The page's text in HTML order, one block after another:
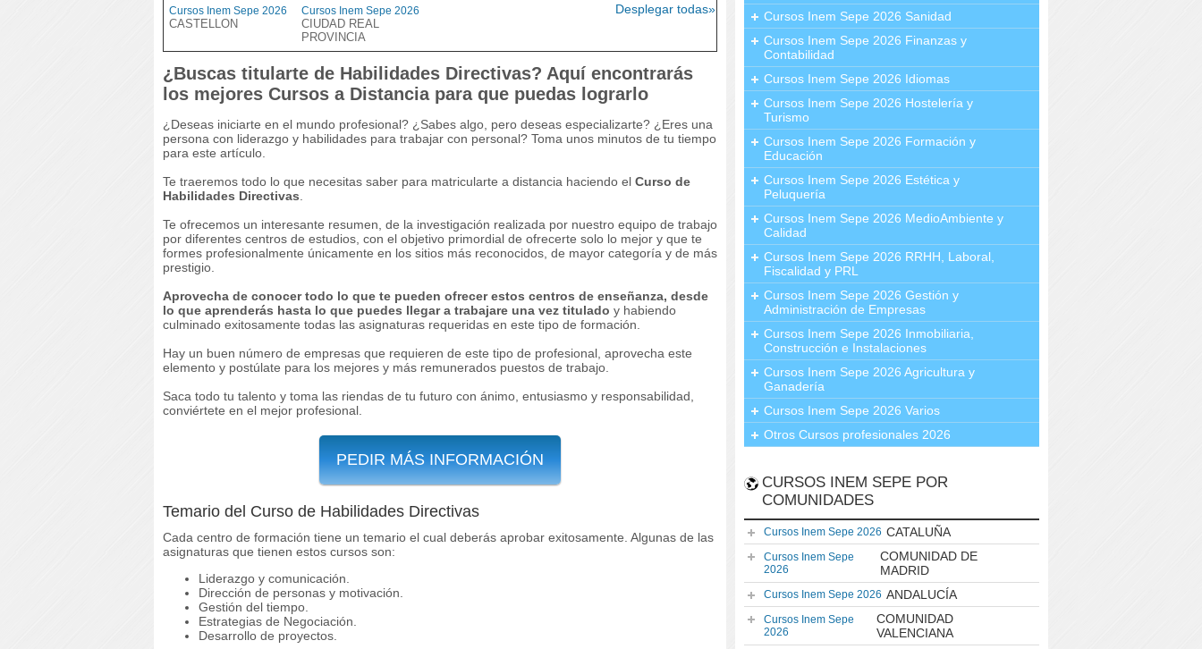
Cursos Inem Sepe 2026
CASTELLON
Cursos Inem Sepe 2026
CIUDAD REAL
PROVINCIA
Desplegar todas»
¿Buscas titularte de Habilidades Directivas? Aquí encontrarás
los mejores Cursos a Distancia para que puedas lograrlo
¿Deseas iniciarte en el mundo profesional? ¿Sabes algo, pero deseas especializarte? ¿Eres una
persona con liderazgo y habilidades para trabajar con personal? Toma unos minutos de tu tiempo
para este artículo.
Te traeremos todo lo que necesitas saber para matricularte a distancia haciendo el Curso de
Habilidades Directivas
Te ofrecemos un interesante resumen, de la investigación realizada por nuestro equipo de trabajo
por diferentes centros de estudios, con el objetivo primordial de ofrecerte solo lo mejor y que te
formes profesionalmente únicamente en los sitios más reconocidos, de mayor categoría y de más
prestigio.
Aprovecha de conocer todo lo que te pueden ofrecer estos centros de enseñanza, desde
lo que aprenderás hasta lo que puedes llegar a trabajare una vez titulado y habiendo
culminado exitosamente todas las asignaturas requeridas en este tipo de formación.
Hay un buen número de empresas que requieren de este tipo de profesional, aprovecha este
elemento y postúlate para los mejores y más remunerados puestos de trabajo.
Saca todo tu talento y toma las riendas de tu futuro con ánimo, entusiasmo y responsabilidad,
conviértete en el mejor profesional.
PEDIR MÁS INFORMACIÓN
Temario del Curso de Habilidades Directivas
Cada centro de formación tiene un temario el cual deberás aprobar exitosamente. Algunas de las
asignaturas que tienen estos cursos son:
Liderazgo y comunicación.
Dirección de personas y motivación.
Gestión del tiempo.
Estrategias de Negociación.
Desarrollo de proyectos.
Cursos Inem Sepe 2026 Sanidad
Cursos Inem Sepe 2026 Finanzas y
Contabilidad
Cursos Inem Sepe 2026 Idiomas
Cursos Inem Sepe 2026 Hostelería y
Turismo
Cursos Inem Sepe 2026 Formación y
Educación
Cursos Inem Sepe 2026 Estética y
Peluquería
Cursos Inem Sepe 2026 MedioAmbiente y
Calidad
Cursos Inem Sepe 2026 RRHH, Laboral,
Fiscalidad y PRL
Cursos Inem Sepe 2026 Gestión y
Administración de Empresas
Cursos Inem Sepe 2026 Inmobiliaria,
Construcción e Instalaciones
Cursos Inem Sepe 2026 Agricultura y
Ganadería
Cursos Inem Sepe 2026 Varios
Otros Cursos profesionales 2026
CURSOS INEM SEPE POR
COMUNIDADES
Cursos Inem Sepe 2026 CATALUÑA
Cursos Inem Sepe
2026
COMUNIDAD DE
MADRID
Cursos Inem Sepe 2026 ANDALUCÍA
Cursos Inem Sepe
2026
COMUNIDAD
VALENCIANA